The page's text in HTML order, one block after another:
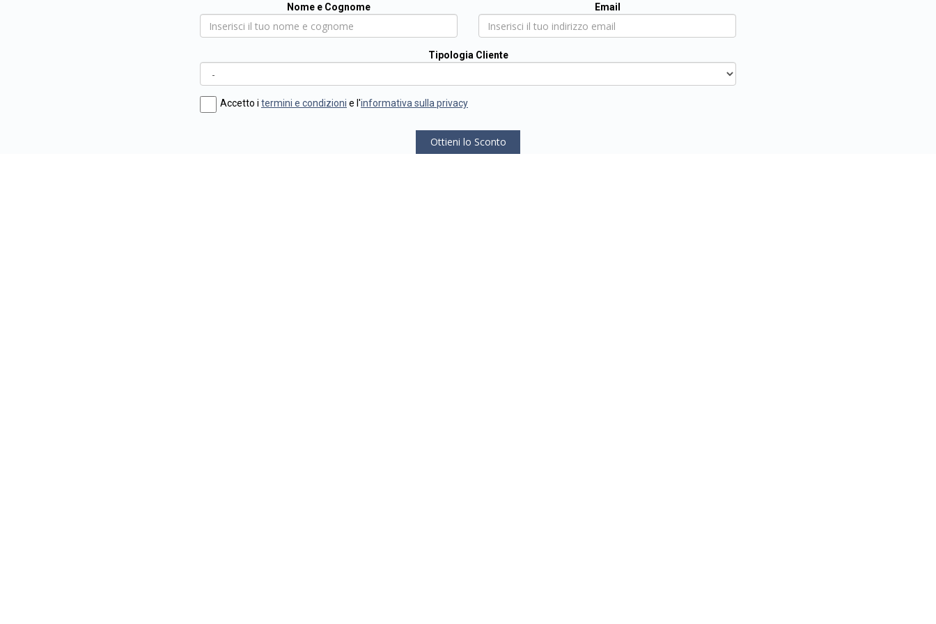
Nome e Cognome Email
Tipologia Cliente
Accetto i termini e condizioni e l'informativa sulla privacy
Ottieni lo Sconto